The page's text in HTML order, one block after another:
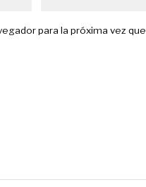
para la próxima vez que